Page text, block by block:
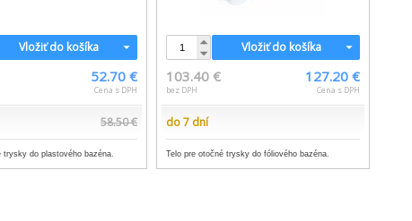
Vložiť do košíka
52.70 €
Cena s DPH
58.50 €
trysky do plastového bazéna.
Vložiť do košíka
103.40 €
bez DPH
127.20 €
Cena s DPH
do 7 dní
Telo pre otočné trysky do fóliového bazéna.